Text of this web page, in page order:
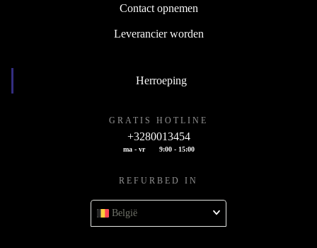
Contact opnemen
Leverancier worden
Herroeping
GRATIS HOTLINE
+3280013454
ma - vr 9:00 - 15:00
REFURBED IN
België